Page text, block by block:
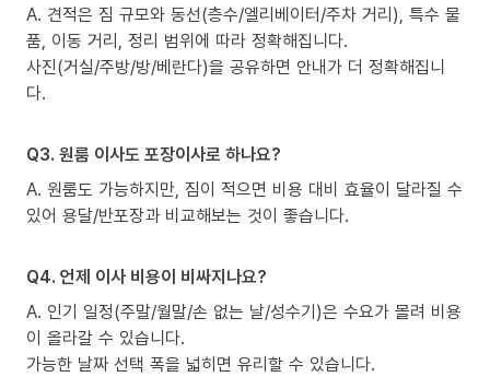
A. 견적은 짐 규모와 동선(층수/엘리베이터/주차 거리), 특수 물
품, 이동 거리, 정리 범위에 따라 정확해집니다.
사진(거실/주방/방/베란다)을 공유하면 안내가 더 정확해집니
다.
Q3. 원룸 이사도 포장이사로 하나요?
A. 원룸도 가능하지만, 짐이 적으면 비용 대비 효율이 달라질 수
있어 용달/반포장과 비교해보는 것이 좋습니다.
Q4. 언제 이사 비용이 비싸지나요?
A. 인기 일정(주말/월말/손 없는 날/성수기)은 수요가 몰려 비용
이 올라갈 수 있습니다.
가능한 날짜 선택 폭을 넓히면 유리할 수 있습니다.